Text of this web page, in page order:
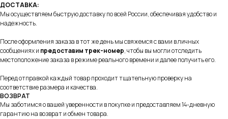
ДОСТАВКА:
Мы осуществляем быструю доставку по всей России, обеспечивая удобство и
надежность.
После оформления заказа в тот же день мы свяжемся с вами в личных
сообщениях и предоставим трек-номер, чтобы вы могли отследить
местоположение заказа в режиме реального времени и далее получить его.
Перед отправкой каждый товар проходит тщательную проверку на
соответствие размера и качества.
ВОЗВРАТ
Мы заботимся о вашей уверенности в покупке и предоставляем 14-дневную
гарантию на возврат и обмен товара.